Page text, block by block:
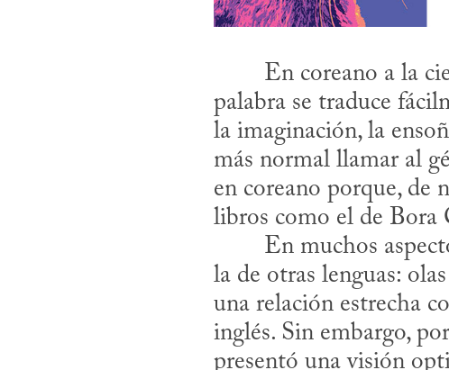
En coreano a la
palabra se traduce
la imaginación, la
más normal llamar al
en coreano porque, de
libros como el de Bora
la de otras lenguas:
una relación estrecha
inglés. Sin embargo,
presentó una visión